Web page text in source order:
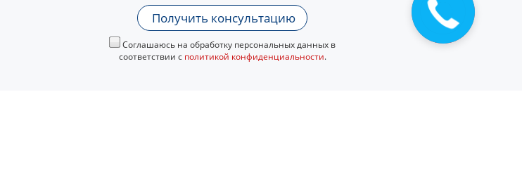
Получить консультацию
Соглашаюсь на обработку персональных данных в
соответствии с политикой конфиденциальности.
Закажите
звонок